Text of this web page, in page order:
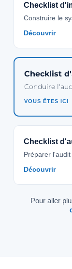
Checklist
Construire le
Découvrir
Checklist
Conduire
VOUS ÊTES ICI
Checklist
Préparer
Découvrir
Pour aller